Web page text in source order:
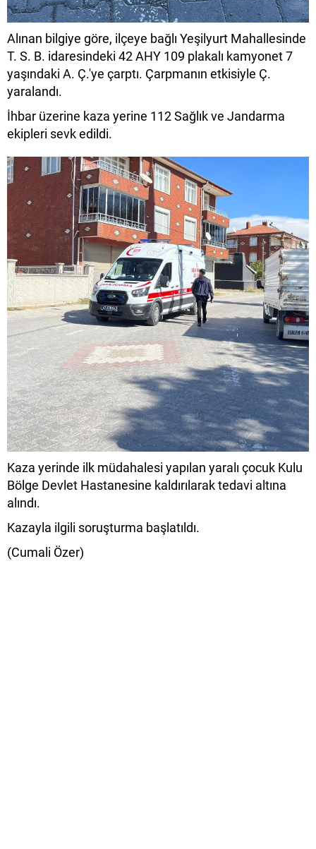
Alınan bilgiye göre, ilçeye bağlı Yeşilyurt Mahallesinde
T. S. B. idaresindeki 42 AHY 109 plakalı kamyonet 7
yaşındaki A. Ç.'ye çarptı. Çarpmanın etkisiyle Ç.
yaralandı.
İhbar üzerine kaza yerine 112 Sağlık ve Jandarma
ekipleri sevk edildi.
Kaza yerinde ilk müdahalesi yapılan yaralı çocuk Kulu
Bölge Devlet Hastanesine kaldırılarak tedavi altına
alındı.
Kazayla ilgili soruşturma başlatıldı.
(Cumali Özer)